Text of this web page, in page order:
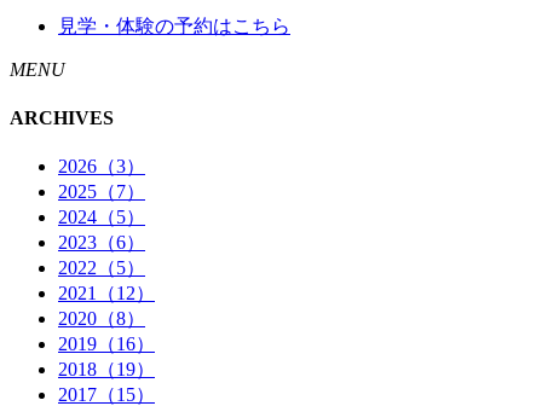
見学・体験の予約はこちら
MENU
ARCHIVES
2026（3）
2025（7）
2024（5）
2023（6）
2022（5）
2021（12）
2020（8）
2019（16）
2018（19）
2017（15）